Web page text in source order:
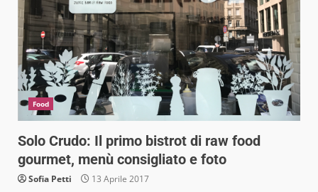
Food
Solo Crudo: Il primo bistrot di raw food
gourmet, menù consigliato e foto
Sofia Petti 13 Aprile 2017